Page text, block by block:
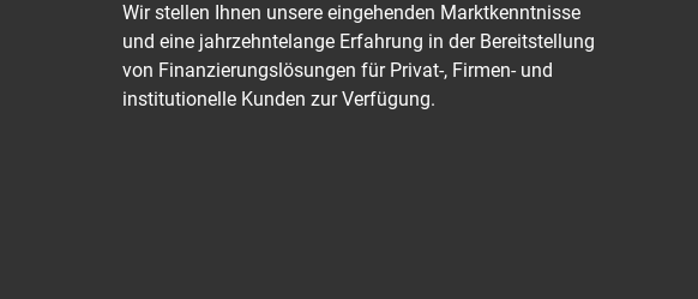
Wir stellen Ihnen unsere eingehenden Marktkenntnisse
und eine jahrzehntelange Erfahrung in der Bereitstellung
von Finanzierungslösungen für Privat-, Firmen- und
institutionelle Kunden zur Verfügung.